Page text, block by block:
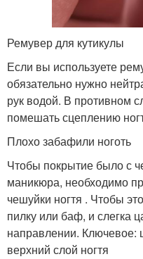
Ремувер для кутикулы
Если вы используете
обязательно нужно
рук водой. В противном
помешать сцеплению
Плохо забафили ноготь
Чтобы покрытие было с
маникюра, необходимо
чешуйки ногтя . Чтобы
пилку или баф, и слегка
направлении. Ключевое:
верхний слой ногтя